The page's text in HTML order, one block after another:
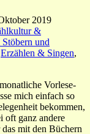
2019
&
und
Erzählen & Singen,
Vorlese-
mich einfach so
bekommen,
oft ganz andere
mit den Büchern